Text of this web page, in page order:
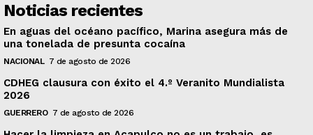
Noticias recientes
En aguas del océano pacífico, Marina asegura más de
una tonelada de presunta cocaína
NACIONAL 7 de agosto de 2026
CDHEG clausura con éxito el 4.º Veranito Mundialista
2026
GUERRERO 7 de agosto de 2026